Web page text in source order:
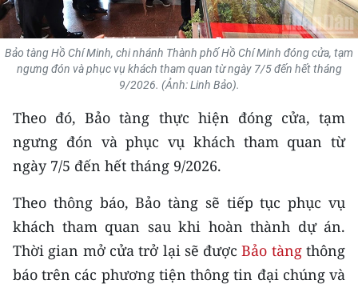
MÔI TRƯỜNG
BẠN ĐỌC
KIỂM CHỨNG THÔNG TIN
TRI THỨC CHUYÊN SÂU
54 DÂN TỘC VIỆT NAM
CHƯƠNG TRÌNH OCOP - MỖI XÃ
MỘT SẢN PHẨM
RADIO
Bảo tàng Hồ Chí Minh, chi nhánh Thành phố Hồ Chí Minh đóng cửa, tạm
ngưng đón và phục vụ khách tham quan từ ngày 7/5 đến hết tháng
9/2026. (Ảnh: Linh Bảo).
Theo đó, Bảo tàng thực hiện đóng cửa, tạm
ngưng đón và phục vụ khách tham quan từ
ngày 7/5 đến hết tháng 9/2026.
Theo thông báo, Bảo tàng sẽ tiếp tục phục vụ
khách tham quan sau khi hoàn thành dự án.
Thời gian mở cửa trở lại sẽ đượcBảo tàngthông
báo trên các phương tiện thông tin đại chúng và